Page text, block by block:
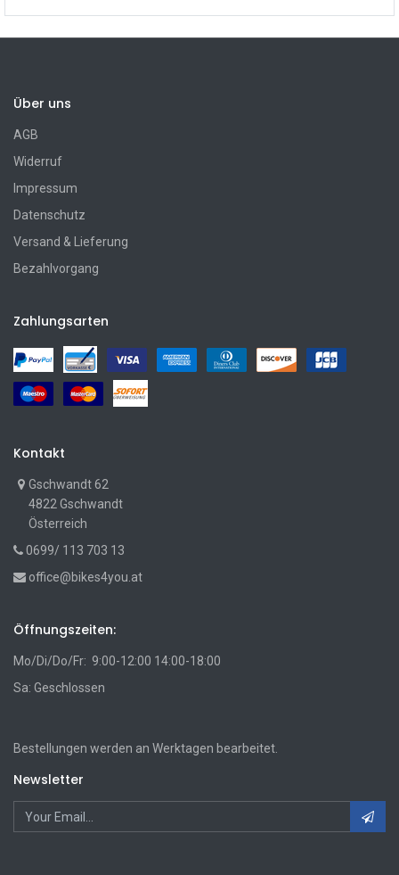
Über uns
AGB
Widerruf
Impressum
Datenschutz
Versand & Lieferung
Bezahlvorgang
Zahlungsarten
Kontakt
Gschwandt 62
4822 Gschwandt
Österreich
0699/ 113 703 13
office@bikes4you.at
Öffnungszeiten:
Mo/Di/Do/Fr: 9:00-12:00 14:00-18:00
Sa: Geschlossen
Bestellungen werden an Werktagen bearbeitet.
Newsletter